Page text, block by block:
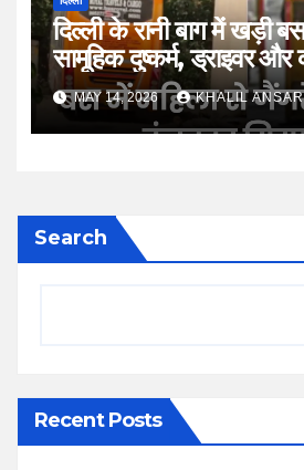
दिल्ली के रानी बाग में खड़ी
सामूहिक दुष्कर्म, ड्राइवर और
MAY 14, 2026 KHALIL
Search
Recent Posts